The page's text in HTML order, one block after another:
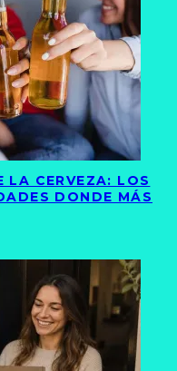
LA CERVEZA: LOS
DONDE MÁS